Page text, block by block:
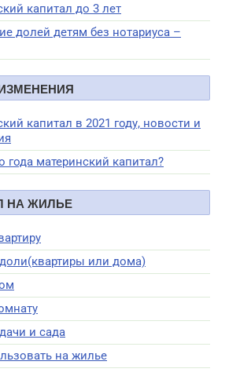
капитал до 3 лет
долей детям без нотариуса –
капитал в 2021 году, новости и
года материнский капитал?
НА ЖИЛЬЕ
или дома)
и сада
на жилье